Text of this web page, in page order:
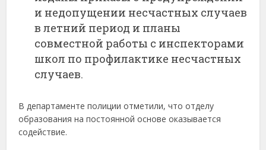
и недопущении несчастных случаев
в летний период и планы
совместной работы с инспекторами
школ по профилактике несчастных
случаев.
В департаменте полиции отметили, что отделу
образования на постоянной основе оказывается
содействие.